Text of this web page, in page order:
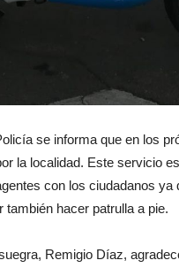
se informa que en los
la localidad. Este servicio
con los ciudadanos
también hacer patrulla a pie.
Remigio Díaz,